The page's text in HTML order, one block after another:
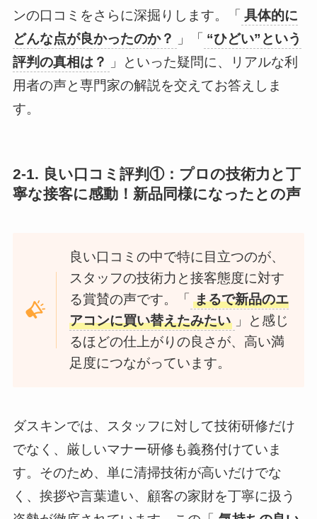
ンの口コミをさらに深掘りします。「 具体的に
どんな点が良かったのか？
」「 “ひどい”という
評判の真相は？
」といった疑問に、リアルな利
用者の声と専門家の解説を交えてお答えしま
す。
2-1. 良い口コミ評判①：プロの技術力と丁
寧な接客に感動！新品同様になったとの声
良い口コミの中で特に目立つのが、
スタッフの技術力と接客態度に対す
る賞賛の声です。「
まるで新品のエ
アコンに買い替えたみたい
」と感じ
るほどの仕上がりの良さが、高い満
足度につながっています。
ダスキンでは、スタッフに対して技術研修だけ
でなく、厳しいマナー研修も義務付けていま
す。そのため、単に清掃技術が高いだけでな
く、挨拶や言葉遣い、顧客の家財を丁寧に扱う